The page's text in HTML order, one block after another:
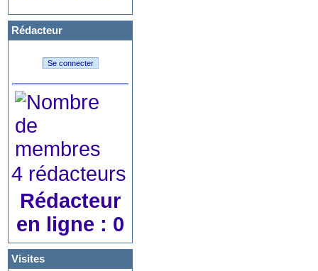
Rédacteur
4 rédacteurs
Rédacteur
en ligne : 0
Visites